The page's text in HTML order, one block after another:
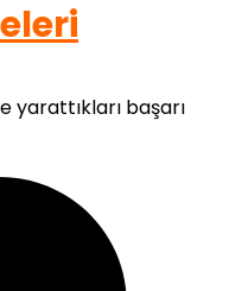
yarattıkları başarı